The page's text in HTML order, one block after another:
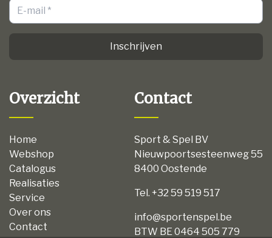
Inschrijven
Overzicht
Home
Webshop
Catalogus
Realisaties
Service
Over ons
Contact
Contact
Sport & Spel BV
Nieuwpoortsesteenweg 55
8400 Oostende
Tel. +32 59 519 517
info@sportenspel.be
BTW BE 0464 505 779